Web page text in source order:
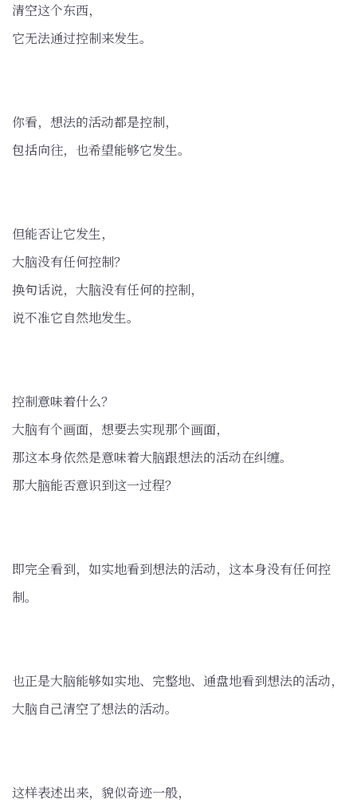
清空这个东西，
它无法通过控制来发生。
你看，想法的活动都是控制，
包括向往，也希望能够它发生。
但能否让它发生，
大脑没有任何控制？
换句话说，大脑没有任何的控制，
说不准它自然地发生。
控制意味着什么？
大脑有个画面，想要去实现那个画面，
那这本身依然是意味着大脑跟想法的活动在纠缠。
那大脑能否意识到这一过程？
即完全看到，如实地看到想法的活动，这本身没有任何控
制。
也正是大脑能够如实地、完整地、通盘地看到想法的活动，
大脑自己清空了想法的活动。
这样表述出来，貌似奇迹一般，